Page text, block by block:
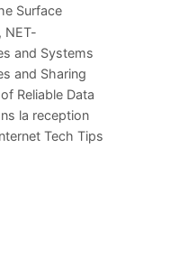
Surface
NET-
and Systems
and Sharing
Reliable Data
la reception
Tech Tips